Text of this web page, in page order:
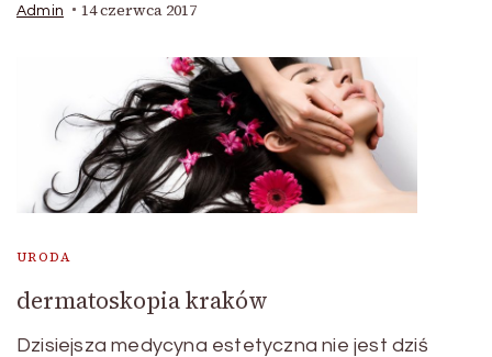
Admin 14 czerwca 2017
URODA
dermatoskopia kraków
Dzisiejsza medycyna estetyczna nie jest dziś